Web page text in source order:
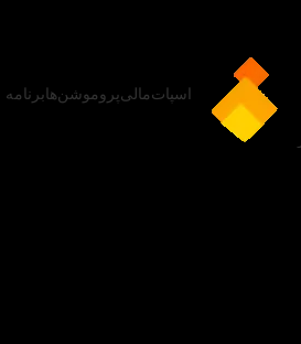
اسپاتمالیپروموشن‌ها